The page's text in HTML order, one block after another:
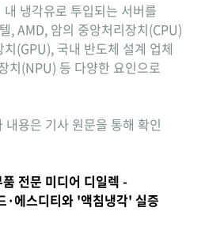
냉각유로 투입되는 서버를
, AMD, 암의 중앙처리장치(CPU)
(GPU), 국내 반도체 설계 업체
치(NPU) 등 다양한 요인으로
내용은 기사 원문을 통해 확인
전문 미디어 디일렉 -
·에스디티와 '액침냉각' 실증